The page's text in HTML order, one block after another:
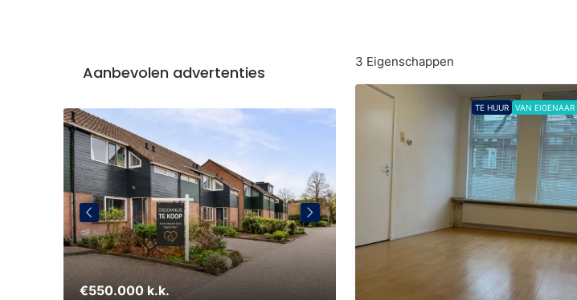
3 Eigenschappen
TE HUUR VAN EIGENAAR
Aanbevolen advertenties
€550.000 k.k.